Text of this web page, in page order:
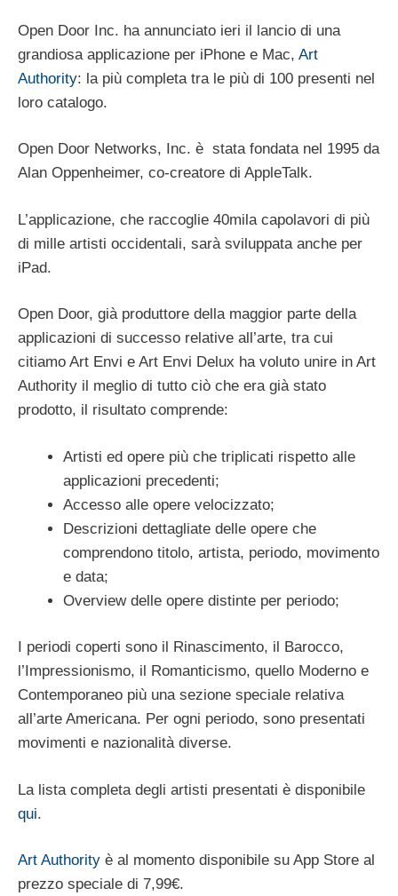
Open Door Inc. ha annunciato ieri il lancio di una
grandiosa applicazione per iPhone e Mac, Art
Authority: la più completa tra le più di 100 presenti nel
loro catalogo.
Open Door Networks, Inc. è stata fondata nel 1995 da
Alan Oppenheimer, co-creatore di AppleTalk.
L’applicazione, che raccoglie 40mila capolavori di più
di mille artisti occidentali, sarà sviluppata anche per
iPad.
Open Door, già produttore della maggior parte della
applicazioni di successo relative all’arte, tra cui
citiamo Art Envi e Art Envi Delux ha voluto unire in Art
Authority il meglio di tutto ciò che era già stato
prodotto, il risultato comprende:
Artisti ed opere più che triplicati rispetto alle
applicazioni precedenti;
Accesso alle opere velocizzato;
Descrizioni dettagliate delle opere che
comprendono titolo, artista, periodo, movimento
e data;
Overview delle opere distinte per periodo;
I periodi coperti sono il Rinascimento, il Barocco,
l’Impressionismo, il Romanticismo, quello Moderno e
Contemporaneo più una sezione speciale relativa
all’arte Americana. Per ogni periodo, sono presentati
movimenti e nazionalità diverse.
La lista completa degli artisti presentati è disponibile
qui.
Art Authority è al momento disponibile su App Store al
prezzo speciale di 7,99€.